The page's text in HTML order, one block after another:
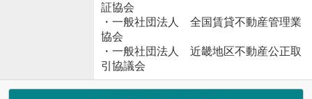
証協会
・一般社団法人 全国賃貸不動産管理業
協会
・一般社団法人 近畿地区不動産公正取
引協議会